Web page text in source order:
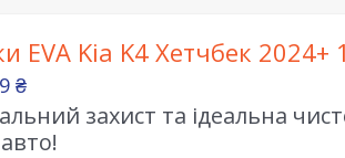
EVA Kia K4 Хетчбек 2024+
₴
захист та ідеальна